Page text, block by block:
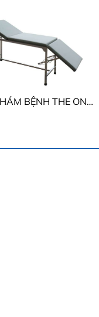
BÀN KHÁM BỆNH THE ONE BKB01